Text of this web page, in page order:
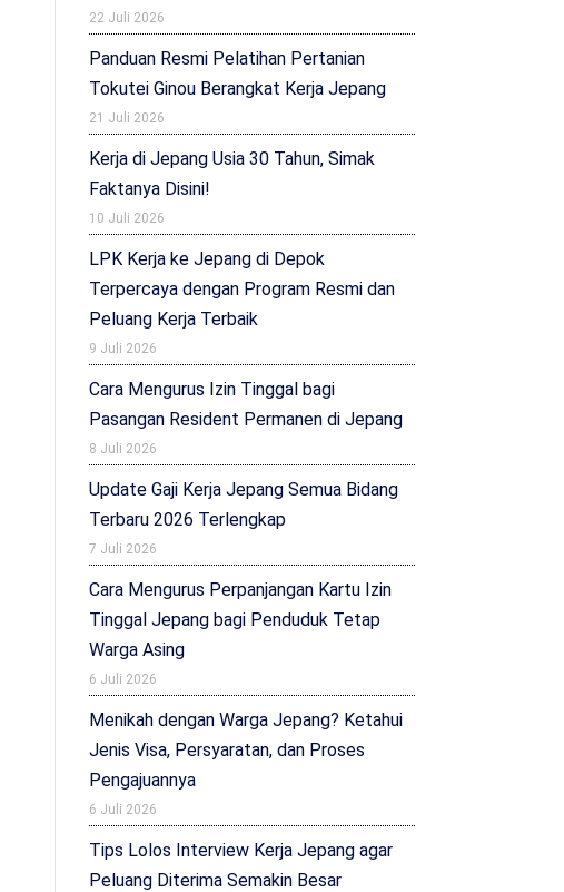
22 Juli 2026
Panduan Resmi Pelatihan Pertanian
Tokutei Ginou Berangkat Kerja Jepang
21 Juli 2026
Kerja di Jepang Usia 30 Tahun, Simak
Faktanya Disini!
10 Juli 2026
LPK Kerja ke Jepang di Depok
Terpercaya dengan Program Resmi dan
Peluang Kerja Terbaik
9 Juli 2026
Cara Mengurus Izin Tinggal bagi
Pasangan Resident Permanen di Jepang
8 Juli 2026
Update Gaji Kerja Jepang Semua Bidang
Terbaru 2026 Terlengkap
7 Juli 2026
Cara Mengurus Perpanjangan Kartu Izin
Tinggal Jepang bagi Penduduk Tetap
Warga Asing
6 Juli 2026
Menikah dengan Warga Jepang? Ketahui
Jenis Visa, Persyaratan, dan Proses
Pengajuannya
6 Juli 2026
Tips Lolos Interview Kerja Jepang agar
Peluang Diterima Semakin Besar